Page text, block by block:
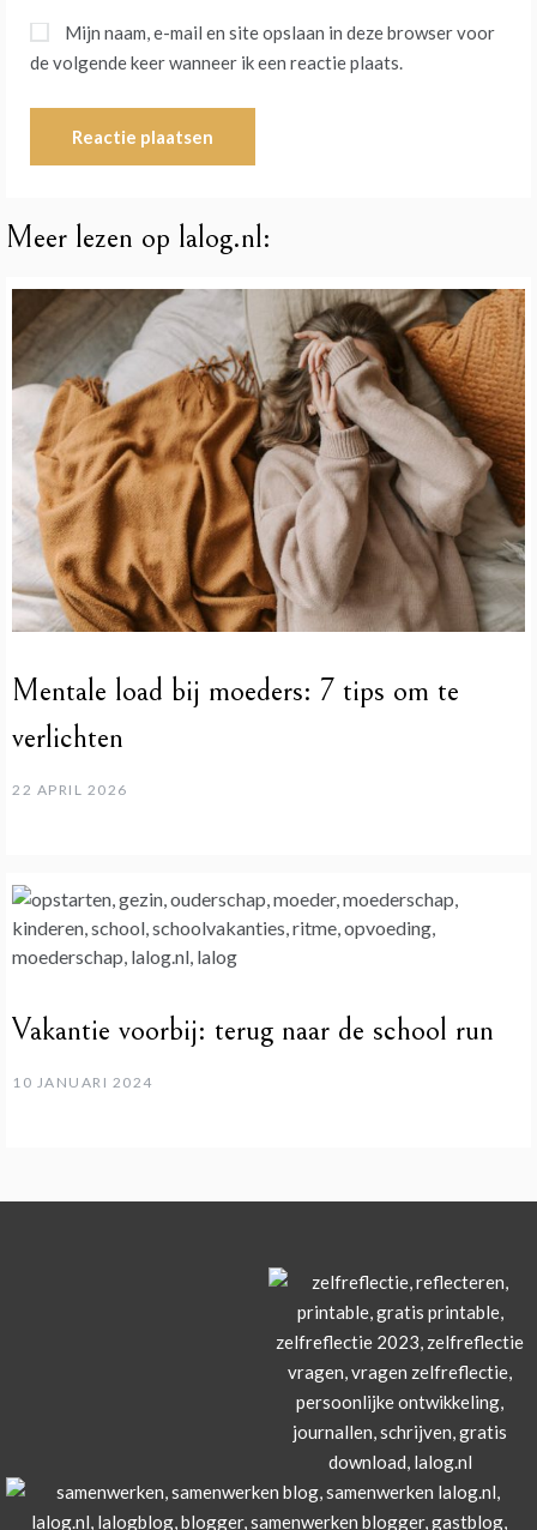
Mijn naam, e-mail en site opslaan in deze browser voor
de volgende keer wanneer ik een reactie plaats.
Meer lezen op lalog.nl:
Mentale load bij moeders: 7 tips om te
verlichten
22 APRIL 2026
Vakantie voorbij: terug naar de school run
10 JANUARI 2024